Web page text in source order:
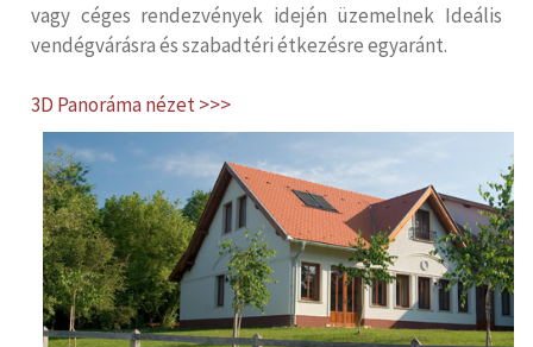
vagy céges rendezvények idején üzemelnek Ideális
vendégvárásra és szabadtéri étkezésre egyaránt.
3D Panoráma nézet >>>